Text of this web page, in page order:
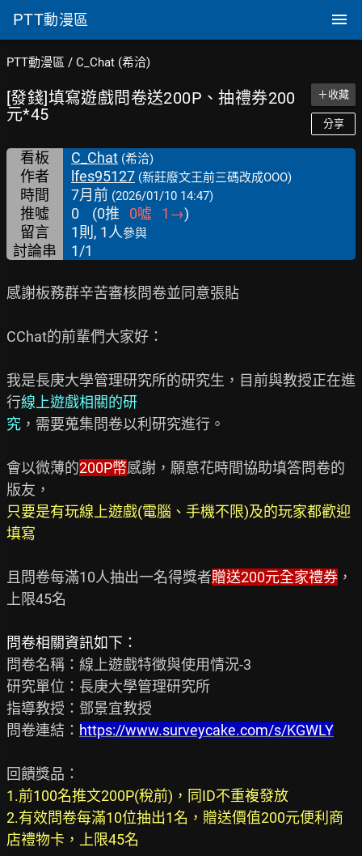
PTT動漫區
PTT動漫區 / C_Chat (希洽)
[發錢]填寫遊戲問卷送200P、抽禮券200
元*45
＋收藏
分享
看板 C_Chat (希洽)
作者 lfes95127 (新莊廢文王前三碼改成OOO)
時間 7月前 (2026/01/10 14:47)
推噓 0 (0推 0噓 1 →)
留言
1則, 1人參與
討論串 1/1
感謝板務群辛苦審核問卷並同意張貼
CChat的前輩們大家好：
我是長庚大學管理研究所的研究生，目前與教授正在進
行線上遊戲相關的研
究 ，需要蒐集問卷以利研究進行。
會以微薄的200P幣感謝，願意花時間協助填答問卷的
只要是有玩線上遊戲(電腦、手機不限)及的玩家都歡迎
填寫
且問卷每滿10人抽出一名得獎者贈送200元全家禮券 ，
上限45名
問卷相關資訊如下：
問卷名稱：線上遊戲特徵與使用情況-3
研究單位：長庚大學管理研究所
指導教授：鄧景宜教授
問卷連結： https://www.surveycake.com/s/KGWLY
1.前100名推文200P(稅前)，同ID不重複發放
2.有效問卷每滿10位抽出1名，贈送價值200元便利商
店禮物卡，上限45名